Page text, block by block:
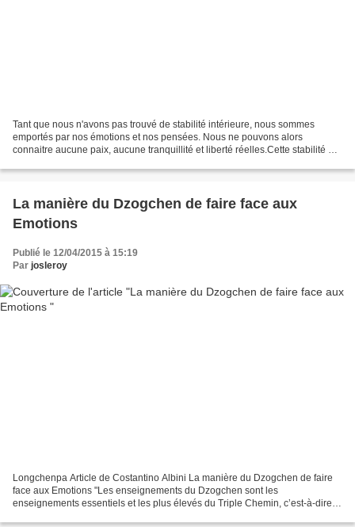
Tant que nous n'avons pas trouvé de stabilité intérieure, nous sommes
emportés par nos émotions et nos pensées. Nous ne pouvons alors
connaitre aucune paix, aucune tranquillité et liberté réelles.Cette stabilité ne
La manière du Dzogchen de faire face aux
Emotions
Publié le 12/04/2015 à 15:19
Par josleroy
Longchenpa Article de Costantino Albini La manière du Dzogchen de faire
face aux Emotions "Les enseignements du Dzogchen sont les
enseignements essentiels et les plus élevés du Triple Chemin, c’est-à-dire,